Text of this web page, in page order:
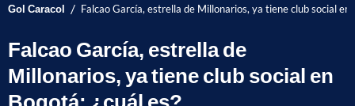
Gol Caracol / Falcao García, estrella de Millonarios, ya tiene club social en
Falcao García, estrella de
Millonarios, ya tiene club social en